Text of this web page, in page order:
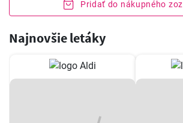
Pridať do nákupného
Najnovšie letáky